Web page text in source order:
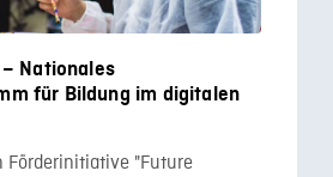
Nationales
für Bildung im digitalen
Förderinitiative "Future